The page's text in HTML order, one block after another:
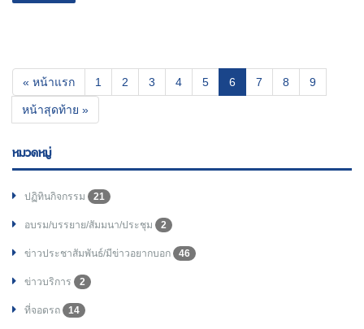
« หน้าแรก 1 2 3 4 5 6 (current)
7 8 9
หน้าสุดท้าย »
หมวดหมู่
ปฏิทินกิจกรรม 21
อบรม/บรรยาย/สัมมนา/ประชุม 2
ข่าวประชาสัมพันธ์/มีข่าวอยากบอก 46
ข่าวบริการ 2
ที่จอดรถ 14